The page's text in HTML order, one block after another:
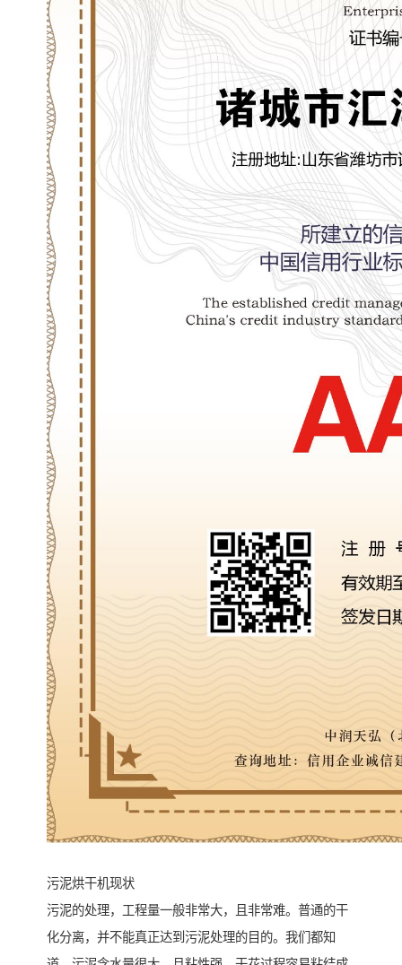
污泥烘干机现状
污泥的处理，工程量一般非常大，且非常难。普通的干
化分离，并不能真正达到污泥处理的目的。我们都知